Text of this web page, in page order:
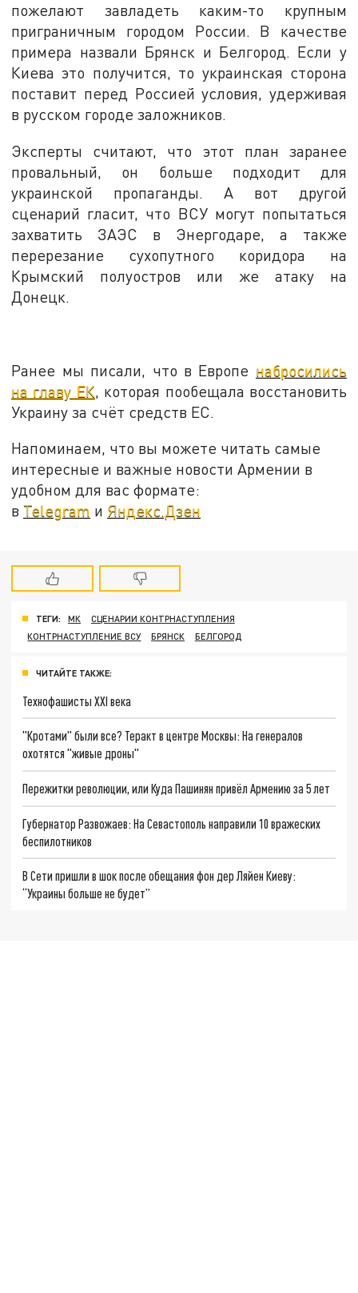
пожелают завладеть каким-то крупным
приграничным городом России. В качестве
примера назвали Брянск и Белгород. Если у
Киева это получится, то украинская сторона
поставит перед Россией условия, удерживая
в русском городе заложников.
Эксперты считают, что этот план заранее
провальный, он больше подходит для
украинской пропаганды. А вот другой
сценарий гласит, что ВСУ могут попытаться
захватить ЗАЭС в Энергодаре, а также
перерезание сухопутного коридора на
Крымский полуостров или же атаку на
Донецк.
Ранее мы писали, что в Европе набросились
на главу ЕК , которая пообещала восстановить
Украину за счёт средств ЕС.
Напоминаем, что вы можете читать самые
интересные и важные новости Армении в
удобном для вас формате:
в Telegram и Яндекс.Дзен
ТЕГИ: МК
СЦЕНАРИИ КОНТРНАСТУПЛЕНИЯ
КОНТРНАСТУПЛЕНИЕ ВСУ
БРЯНСК БЕЛГОРОД
ЧИТАЙТЕ ТАКЖЕ:
Технофашисты XXI века
"Кротами" были все? Теракт в центре Москвы: На генералов
охотятся "живые дроны"
Пережитки революции, или Куда Пашинян привёл Армению за 5 лет
Губернатор Развожаев: На Севастополь направили 10 вражеских
беспилотников
В Сети пришли в шок после обещания фон дер Ляйен Киеву:
“Украины больше не будет”